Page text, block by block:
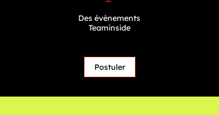
Des évènements
Teaminside
Postuler